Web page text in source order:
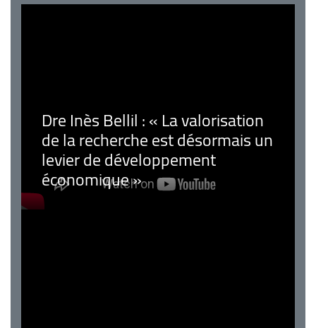
Dre Inès Bellil : « La valorisation
de la recherche est désormais un
levier de développement
économique »